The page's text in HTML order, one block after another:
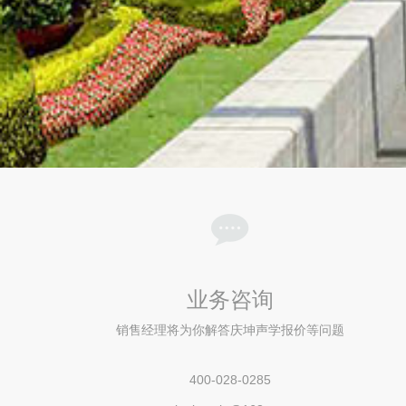
业务咨询
销售经理将为你解答庆坤声学报价等问题
400-028-0285